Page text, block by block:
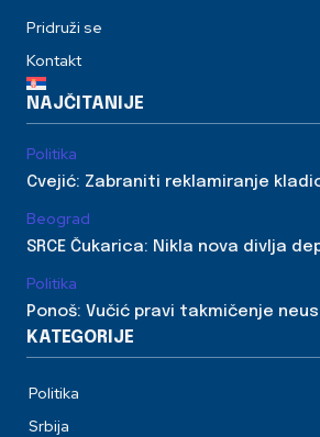
Pridruži se
Kontakt
NAJČITANIJE
Politika
Cvejić: Zabraniti reklamiranje
Beograd
SRCE Čukarica: Nikla nova divlja
Politika
Ponoš: Vučić pravi takmičenje
KATEGORIJE
Politika
Srbija